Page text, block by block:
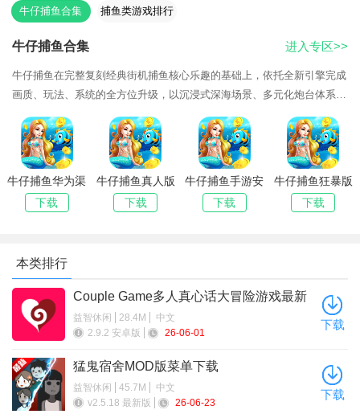
2、千炮房
BOSS鱼种：二龙戏珠、深海龙王
专属鱼种：乾坤降妖炉
3、万炮房
BOSS鱼种：斗战胜佛、玉皇大帝、深海龙王
专属鱼种：天火凤凰
其他：紫衣仙女
牛仔捕鱼合集
捕鱼类游戏排行
牛仔捕鱼合集
牛仔捕鱼在完整复刻经典街机捕鱼核心乐趣的基础上，依托全新引擎完成
画质、玩法、系统的全方位升级，以沉浸式深海场景、多元化炮台体系、
街机老玩
进入专区>>
牛仔捕鱼华为渠
道服最新版
下载
牛仔捕鱼真人版
游戏最新版本
2026
下载
牛仔捕鱼手游安
卓最新版
下载
牛仔捕鱼狂暴版
安卓版下载
下载
本类排行
Couple Game多人真心话大冒险游戏最新
版本2026
益智休闲 28.4M
中文
2.9.2 安卓版
26-06-01
下载
猛鬼宿舍MOD版菜单下载
益智休闲 45.7M
中文
v2.5.18 最新版
26-06-23
下载